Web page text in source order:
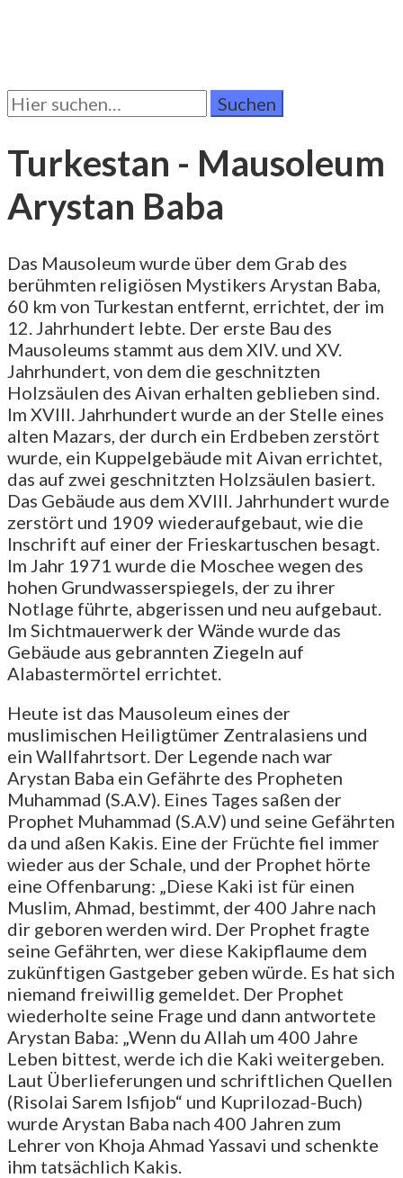
Suchen
Sie
Turkestan - Mausoleum
Arystan Baba
Das Mausoleum wurde über dem Grab des
berühmten religiösen Mystikers Arystan Baba,
60 km von Turkestan entfernt, errichtet, der im
12. Jahrhundert lebte. Der erste Bau des
Mausoleums stammt aus dem XIV. und XV.
Jahrhundert, von dem die geschnitzten
Holzsäulen des Aivan erhalten geblieben sind.
Im XVIII. Jahrhundert wurde an der Stelle eines
alten Mazars, der durch ein Erdbeben zerstört
wurde, ein Kuppelgebäude mit Aivan errichtet,
das auf zwei geschnitzten Holzsäulen basiert.
Das Gebäude aus dem XVIII. Jahrhundert wurde
zerstört und 1909 wiederaufgebaut, wie die
Inschrift auf einer der Frieskartuschen besagt.
Im Jahr 1971 wurde die Moschee wegen des
hohen Grundwasserspiegels, der zu ihrer
Notlage führte, abgerissen und neu aufgebaut.
Im Sichtmauerwerk der Wände wurde das
Gebäude aus gebrannten Ziegeln auf
Alabastermörtel errichtet.
Heute ist das Mausoleum eines der
muslimischen Heiligtümer Zentralasiens und
ein Wallfahrtsort. Der Legende nach war
Arystan Baba ein Gefährte des Propheten
Muhammad (S.A.V). Eines Tages saßen der
Prophet Muhammad (S.A.V) und seine Gefährten
da und aßen Kakis. Eine der Früchte fiel immer
wieder aus der Schale, und der Prophet hörte
eine Offenbarung: „Diese Kaki ist für einen
Muslim, Ahmad, bestimmt, der 400 Jahre nach
dir geboren werden wird. Der Prophet fragte
seine Gefährten, wer diese Kakipflaume dem
zukünftigen Gastgeber geben würde. Es hat sich
niemand freiwillig gemeldet. Der Prophet
wiederholte seine Frage und dann antwortete
Arystan Baba: „Wenn du Allah um 400 Jahre
Leben bittest, werde ich die Kaki weitergeben.
Laut Überlieferungen und schriftlichen Quellen
(Risolai Sarem Isfijob“ und Kuprilozad-Buch)
wurde Arystan Baba nach 400 Jahren zum
Lehrer von Khoja Ahmad Yassavi und schenkte
ihm tatsächlich Kakis.